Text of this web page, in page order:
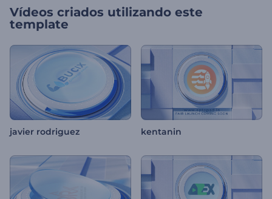
Vídeos criados utilizando este
template
javier rodriguez kentanin